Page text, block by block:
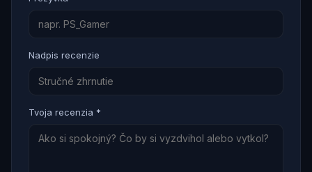
Nadpis recenzie
Tvoja recenzia *